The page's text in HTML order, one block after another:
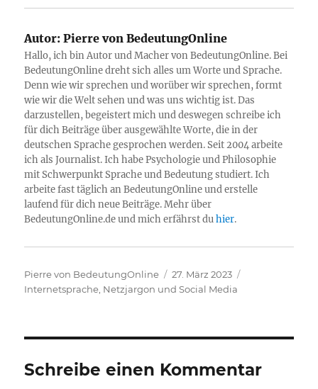
Autor: Pierre von BedeutungOnline
Hallo, ich bin Autor und Macher von BedeutungOnline. Bei
BedeutungOnline dreht sich alles um Worte und Sprache.
Denn wie wir sprechen und worüber wir sprechen, formt
wie wir die Welt sehen und was uns wichtig ist. Das
darzustellen, begeistert mich und deswegen schreibe ich
für dich Beiträge über ausgewählte Worte, die in der
deutschen Sprache gesprochen werden. Seit 2004 arbeite
ich als Journalist. Ich habe Psychologie und Philosophie
mit Schwerpunkt Sprache und Bedeutung studiert. Ich
arbeite fast täglich an BedeutungOnline und erstelle
laufend für dich neue Beiträge. Mehr über
BedeutungOnline.de und mich erfährst duhier.
Autor
Pierre von BedeutungOnline
Veröffentlicht
am
27. März 2023
Internetsprache, Netzjargon und Social Media
Schreibe einen Kommentar